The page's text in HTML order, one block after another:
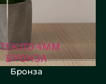
Бронза